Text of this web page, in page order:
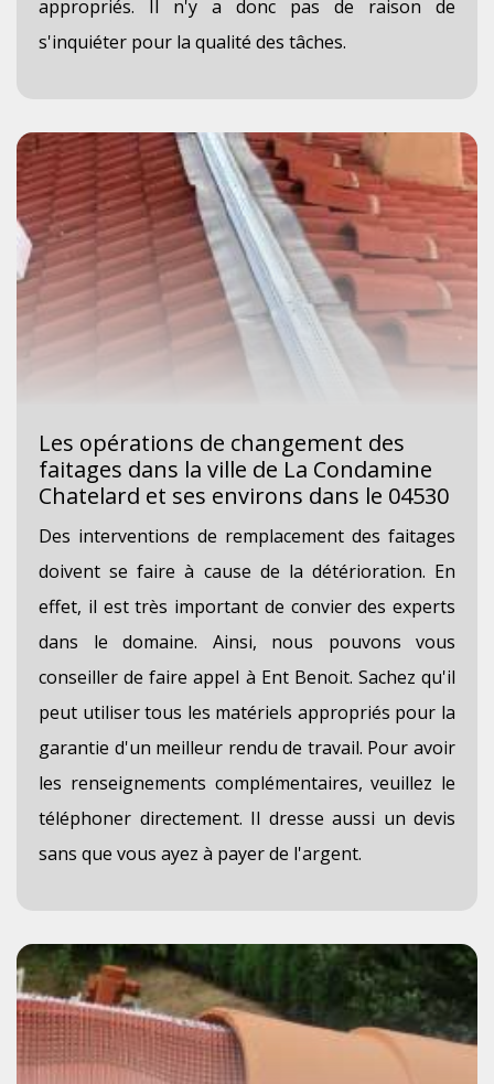
appropriés. Il n'y a donc pas de raison de
s'inquiéter pour la qualité des tâches.
Les opérations de changement des
faitages dans la ville de La Condamine
Chatelard et ses environs dans le 04530
Des interventions de remplacement des faitages
doivent se faire à cause de la détérioration. En
effet, il est très important de convier des experts
dans le domaine. Ainsi, nous pouvons vous
conseiller de faire appel à Ent Benoit. Sachez qu'il
peut utiliser tous les matériels appropriés pour la
garantie d'un meilleur rendu de travail. Pour avoir
les renseignements complémentaires, veuillez le
téléphoner directement. Il dresse aussi un devis
sans que vous ayez à payer de l'argent.